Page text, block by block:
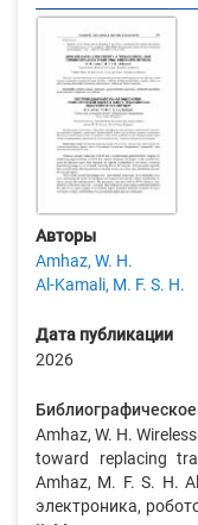
Авторы
Amhaz, W. H.
Al-Kamali, M. F. S. H.
Дата публикации
2026
Amhaz, W. H.
toward replacing
Amhaz, M. F. S. H.
электроника,